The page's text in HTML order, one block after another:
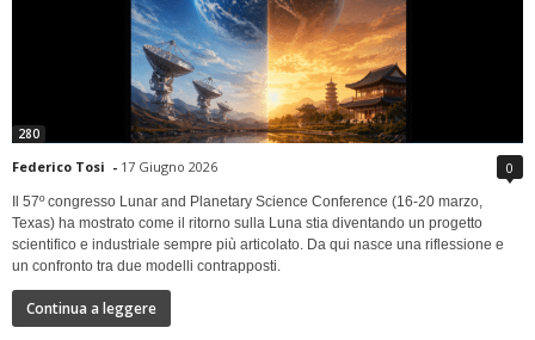
280
Federico Tosi - 17 Giugno 2026 0
Il 57º congresso Lunar and Planetary Science Conference (16-20 marzo,
Texas) ha mostrato come il ritorno sulla Luna stia diventando un progetto
scientifico e industriale sempre più articolato. Da qui nasce una riflessione e
un confronto tra due modelli contrapposti.
Continua a leggere